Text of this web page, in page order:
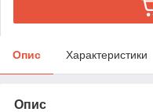
Опис Характеристики
Опис